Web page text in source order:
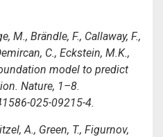
M., Brändle, F., Callaway, F.,
C., Eckstein, M.K.,
model to predict
Nature, 1–8.
025-09215-4.
A., Green, T., Figurnov,